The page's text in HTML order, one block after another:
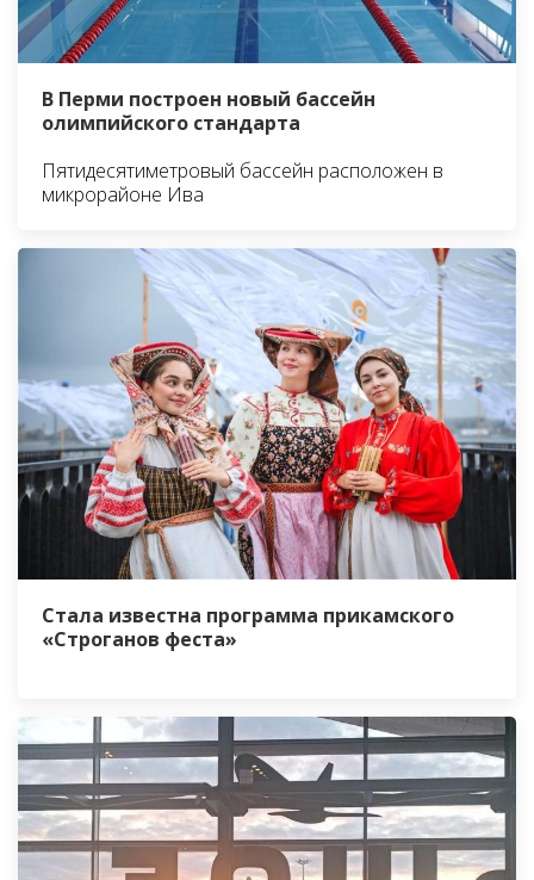
В Перми построен новый бассейн
олимпийского стандарта
Пятидесятиметровый бассейн расположен в
микрорайоне Ива
Стала известна программа прикамского
«Строганов феста»